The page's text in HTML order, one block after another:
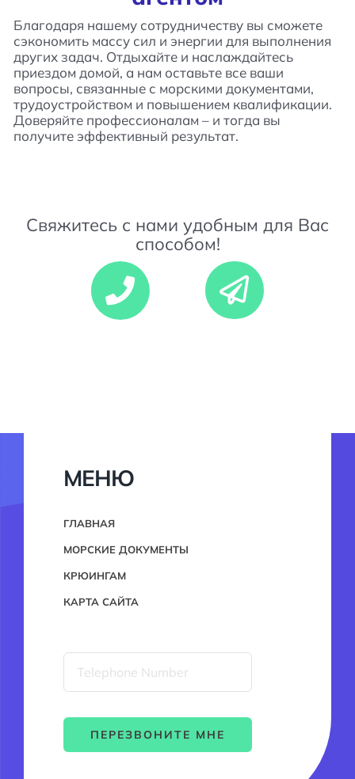
Благодаря нашему сотрудничеству вы сможете
сэкономить массу сил и энергии для выполнения
других задач. Отдыхайте и наслаждайтесь
приездом домой, а нам оставьте все ваши
вопросы, связанные с морскими документами,
трудоустройством и повышением квалификации.
Доверяйте профессионалам – и тогда вы
получите эффективный результат.
Свяжитесь с нами удобным для Вас
способом!
МЕНЮ
ГЛАВНАЯ
МОРСКИЕ ДОКУМЕНТЫ
КРЮИНГАМ
КАРТА САЙТА
ПЕРЕЗВОНИТЕ МНЕ